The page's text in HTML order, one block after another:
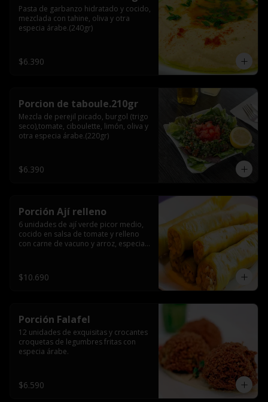
Pasta de garbanzo hidratado y cocido,
mezclada con tahine, oliva y otra
especia árabe.(240gr)
$6.390
Porcion de taboule.210gr
Mezcla de perejil picado, burgol (trigo
seco),tomate, ciboulette, limón, oliva y
otra especia árabe.(220gr)
$6.390
Porción Ají relleno
6 unidades de ají verde picor medio,
cocido en salsa de tomate y relleno
con carne de vacuno y arroz, especia
$10.690
Porción Falafel
12 unidades de exquisitas y crocantes
croquetas de legumbres fritas con
especia árabe.
$6.590